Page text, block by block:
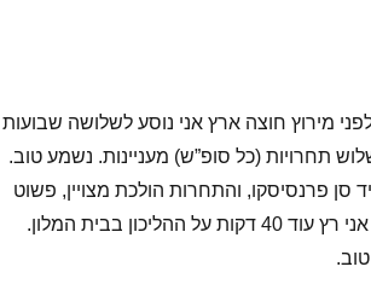
מירוץ חוצה ארץ אני נוסע לשלושה שבועות
תחרויות (כל סופ”ש) מעניינות. נשמע טוב.
פארק ליד סן פרנסיסקו, והתחרות הולכת מצויין, פשוט
מצויין. גם ההרגשה אחרי טובה, וביום לאחר אני רץ עוד 40 דקות על ההליכון בבית המלון.